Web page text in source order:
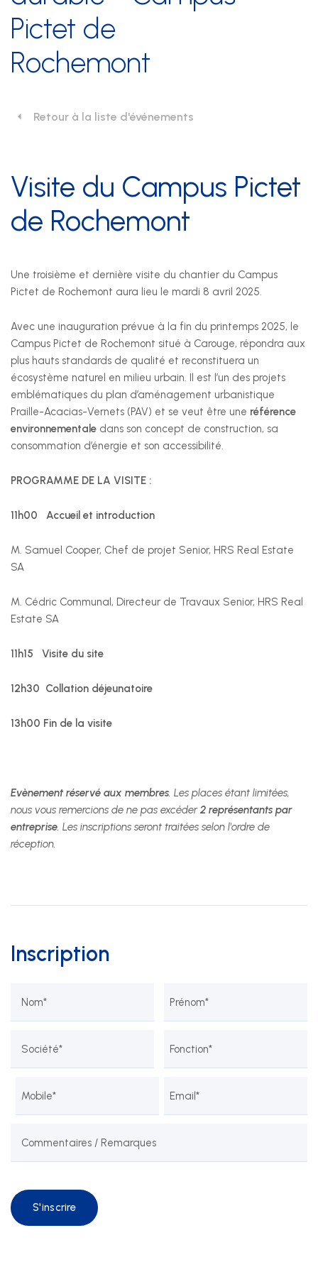
Nos prestations
Développement durable
Rue de Malatrex 14
CH-1201 Genève
+41 22 949 18 18
sse(at)sse-ge.ch
Formulaire de contact
Horaires
08:00 - 12:00
vendredi
13:30 - 16:30
Nous suivre
Pictet de
Rochemont
Retour à la liste d'événements
Visite du Campus Pictet
de Rochemont
Une troisième et dernière visite du chantier du Campus
Pictet de Rochemont aura lieu le mardi 8 avril 2025.
Avec une inauguration prévue à la fin du printemps 2025, le
Campus Pictet de Rochemont situé à Carouge, répondra aux
plus hauts standards de qualité et reconstituera un
écosystème naturel en milieu urbain. Il est l’un des projets
emblématiques du plan d’aménagement urbanistique
Praille-Acacias-Vernets (PAV) et se veut être une référence
environnementale dans son concept de construction, sa
consommation d’énergie et son accessibilité.
PROGRAMME DE LA VISITE :
11h00 Accueil et introduction
M. Samuel Cooper, Chef de projet Senior, HRS Real Estate
SA
M. Cédric Communal, Directeur de Travaux Senior, HRS Real
Estate SA
11h15 Visite du site
12h30 Collation déjeunatoire
13h00 Fin de la visite
Evènement réservé aux membres. Les places étant limitées,
nous vous remercions de ne pas excéder2 représentants par
entreprise. Les inscriptions seront traitées selon l'ordre de
réception.
Inscription
Nom* Prénom*
Société* Fonction*
Mobile* Email*
Commentaires / Remarques